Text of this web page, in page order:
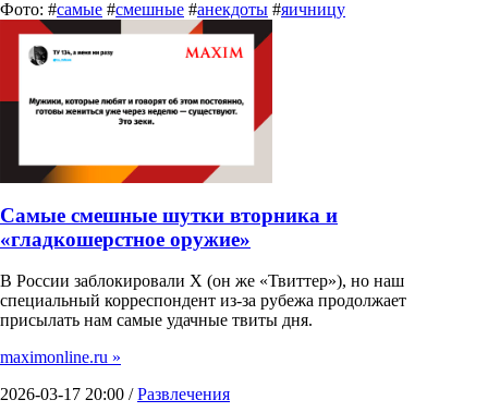
Фото: #самые #смешные #анекдоты #яичницу
Самые смешные шутки вторника и
«гладкошерстное оружие»
В России заблокировали X (он же «Твиттер»), но наш
специальный корреспондент из-за рубежа продолжает
присылать нам самые удачные твиты дня.
maximonline.ru »
2026-03-17 20:00 /Развлечения